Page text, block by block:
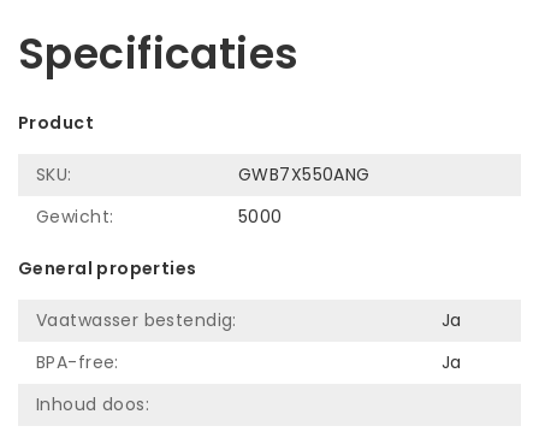
Specificaties
Product
SKU:
GWB7X550ANG
Gewicht:
5000
General properties
Vaatwasser bestendig:
Ja
BPA-free:
Ja
Inhoud doos: